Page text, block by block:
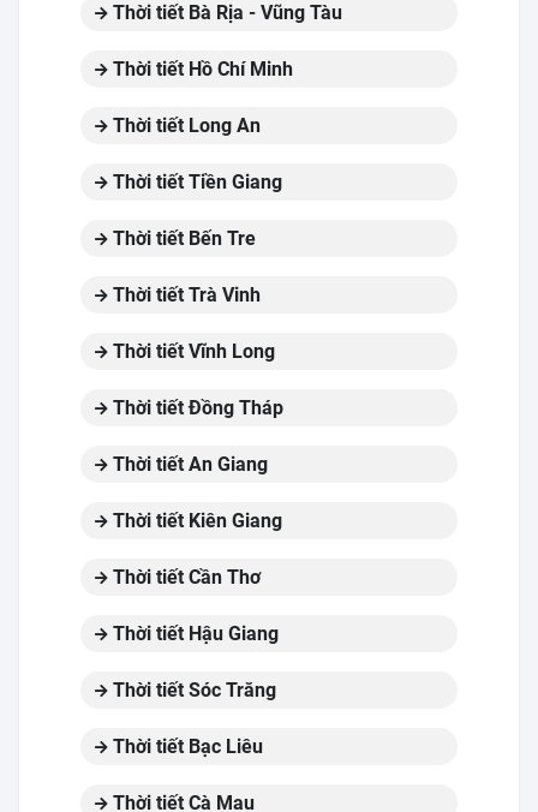
Thời tiết Bà Rịa - Vũng Tàu
Thời tiết Hồ Chí Minh
Thời tiết Long An
Thời tiết Tiền Giang
Thời tiết Bến Tre
Thời tiết Trà Vinh
Thời tiết Vĩnh Long
Thời tiết Đồng Tháp
Thời tiết An Giang
Thời tiết Kiên Giang
Thời tiết Cần Thơ
Thời tiết Hậu Giang
Thời tiết Sóc Trăng
Thời tiết Bạc Liêu
Thời tiết Cà Mau